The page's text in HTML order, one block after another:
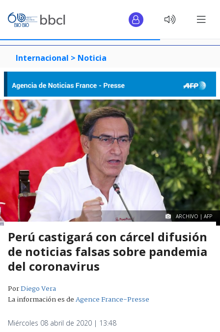
Internacional > Noticia
ARCHIVO | AFP
Perú castigará con cárcel difusión
de noticias falsas sobre pandemia
del coronavirus
PorDiego Vera
La información es deAgence France-Presse
Miércoles 08 abril de 2020 | 13:48